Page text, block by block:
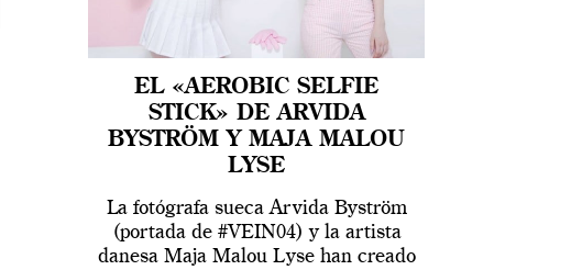
EL «AEROBIC SELFIE
STICK» DE ARVIDA
BYSTRÖM Y MAJA MALOU
LYSE
La fotógrafa sueca Arvida Byström
(portada de #VEIN04) y la artista
danesa Maja Malou Lyse han creado